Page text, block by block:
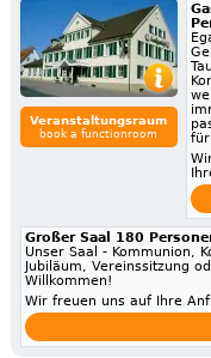
Veranstaltungsraum
book a functionroom
für
Großer Saal 180
Unser Saal - Kommunion,
Jubiläum, Vereinssitzung
Willkommen!
Wir freuen uns auf Ihre